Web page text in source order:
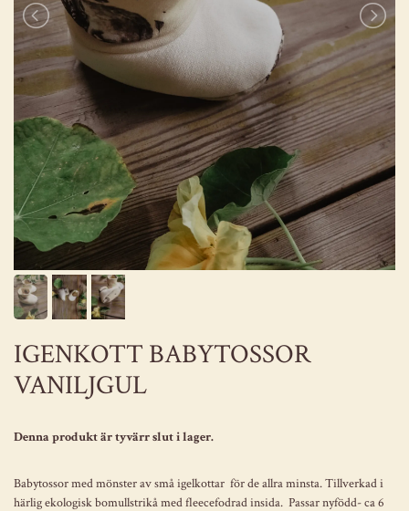
IGENKOTT BABYTOSSOR
VANILJGUL
Denna produkt är tyvärr slut i lager.
Babytossor med mönster av små igelkottar för de allra minsta. Tillverkad i
härlig ekologisk bomullstrikå med fleecefodrad insida. Passar nyfödd- ca 6